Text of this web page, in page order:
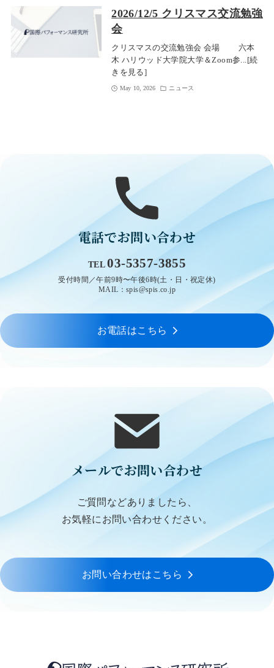
2026/12/5 クリスマス交流勉強
会
クリスマスの交流勉強会 会場 六本
木 ハリウッド大学院大学＆Zoom参...[続
きを見る]
May 10, 2026 ニュース
電話でお問い合わせ
TEL03-5357-3855
受付時間／午前9時〜午後6時(土・日・祝定休)
MAIL：spis@spis.co.jp
お電話はこちら
メールでお問い合わせ
ご質問などありましたら、
お気軽にお問い合わせください。
お問い合わせはこちら